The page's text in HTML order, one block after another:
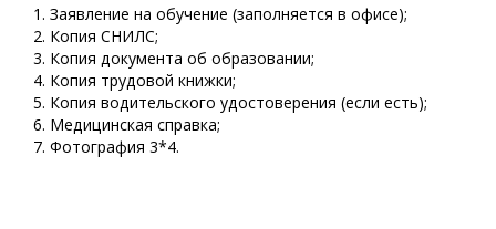
Заявление на обучение (заполняется в офисе);
Копия СНИЛС;
Копия документа об образовании;
Копия трудовой книжки;
Копия водительского удостоверения (если есть);
Медицинская справка;
Фотография 3*4.